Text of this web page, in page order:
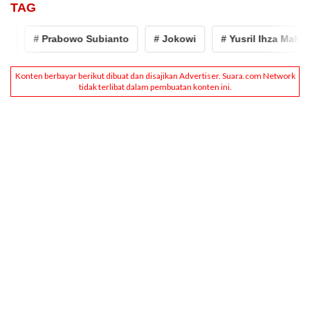
TAG
# Prabowo Subianto # Jokowi # Yusril Ihza